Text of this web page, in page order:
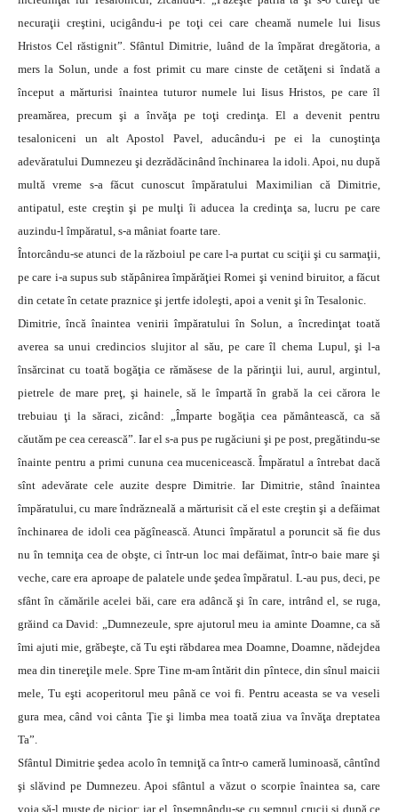
necuraţii creştini, ucigându-i pe toţi cei care cheamă numele lui Iisus
Hristos Cel răstignit”. Sfântul Dimitrie, luând de la împărat dregătoria, a
mers la Solun, unde a fost primit cu mare cinste de cetăţeni si îndată a
început a mărturisi înaintea tuturor numele lui Iisus Hristos, pe care îl
preamărea, precum şi a învăţa pe toţi credinţa. El a devenit pentru
tesaloniceni un alt Apostol Pavel, aducându-i pe ei la cunoştinţa
adevăratului Dumnezeu şi dezrădăcinând închinarea la idoli. Apoi, nu după
multă vreme s-a făcut cunoscut împăratului Maximilian că Dimitrie,
antipatul, este creştin şi pe mulţi îi aducea la credinţa sa, lucru pe care
auzindu-l împăratul, s-a mâniat foarte tare.
Întorcându-se atunci de la războiul pe care l-a purtat cu sciţii şi cu sarmaţii,
pe care i-a supus sub stăpânirea împărăţiei Romei şi venind biruitor, a făcut
din cetate în cetate praznice şi jertfe idoleşti, apoi a venit şi în Tesalonic.
Dimitrie, încă înaintea venirii împăratului în Solun, a încredinţat toată
averea sa unui credincios slujitor al său, pe care îl chema Lupul, şi l-a
însărcinat cu toată bogăţia ce rămăsese de la părinţii lui, aurul, argintul,
pietrele de mare preţ, şi hainele, să le împartă în grabă la cei cărora le
trebuiau ţi la săraci, zicând: „Împarte bogăţia cea pământească, ca să
căutăm pe cea cerească”. Iar el s-a pus pe rugăciuni şi pe post, pregătindu-se
înainte pentru a primi cununa cea mucenicească. Împăratul a întrebat dacă
sînt adevărate cele auzite despre Dimitrie. Iar Dimitrie, stând înaintea
împăratului, cu mare îndrăzneală a mărturisit că el este creştin şi a defăimat
închinarea de idoli cea păgînească. Atunci împăratul a poruncit să fie dus
nu în temniţa cea de obşte, ci într-un loc mai defăimat, într-o baie mare şi
veche, care era aproape de palatele unde şedea împăratul. L-au pus, deci, pe
sfânt în cămările acelei băi, care era adâncă şi în care, intrând el, se ruga,
grăind ca David: „Dumnezeule, spre ajutorul meu ia aminte Doamne, ca să
îmi ajuti mie, grăbeşte, că Tu eşti răbdarea mea Doamne, Doamne, nădejdea
mea din tinereţile mele. Spre Tine m-am întărit din pîntece, din sînul maicii
mele, Tu eşti acoperitorul meu până ce voi fi. Pentru aceasta se va veseli
gura mea, când voi cânta Ţie şi limba mea toată ziua va învăţa dreptatea
Ta”.
Sfântul Dimitrie şedea acolo în temniţă ca într-o cameră luminoasă, cântînd
şi slăvind pe Dumnezeu. Apoi sfântul a văzut o scorpie înaintea sa, care
voia să-l muşte de picior; iar el, însemnându-se cu semnul crucii şi după ce